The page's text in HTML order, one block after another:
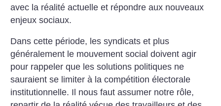
avec la réalité actuelle et répondre aux nouveaux
enjeux sociaux.
Dans cette période, les syndicats et plus
généralement le mouvement social doivent agir
pour rappeler que les solutions politiques ne
sauraient se limiter à la compétition électorale
institutionnelle. Il nous faut assumer notre rôle,